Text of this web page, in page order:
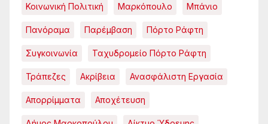
Κοινωνική Πολιτική Μαρκόπουλο Μπάνιο
Πανόραμα Παρέμβαση Πόρτο Ράφτη
Συγκοινωνία Ταχυδρομείο Πόρτο Ράφτη
Τράπεζες Ακρίβεια Ανασφάλιστη Εργασία
Απορρίμματα Αποχέτευση